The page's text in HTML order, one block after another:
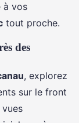
à vos
tout proche.
des
, explorez
sur le front